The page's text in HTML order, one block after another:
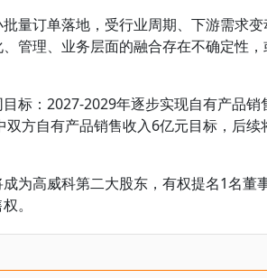
量订单落地，受行业周期、下游需求
管理、业务层面的融合存在不确定性
标：2027-2029年逐步实现自有产品
方自有产品销售收入6亿元目标，后
为高威科第二大股东，有权提名1名董
。